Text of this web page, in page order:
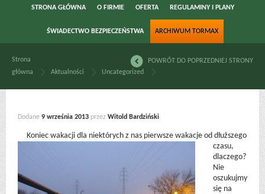
STRONA GŁÓWNA O FIRMIE OFERTA REGULAMINY I PLANY
ŚWIADECTWO BEZPIECZEŃSTWA ARCHIWUM TORMAX
POWRÓT DO POPRZEDNIEJ STRONY
Strona
główna
Aktualności Uncategorized
Dodane 9 września 2013 przez Witold Bardziński
Koniec wakacji dla niektórych z nas pierwsze wakacje od dłuższego
czasu,
dlaczego?
Nie
oszukujmy
się na